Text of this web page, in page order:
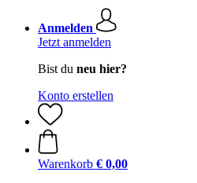
Anmelden
Jetzt anmelden
Bist du neu hier?
Konto erstellen
Warenkorb € 0,00